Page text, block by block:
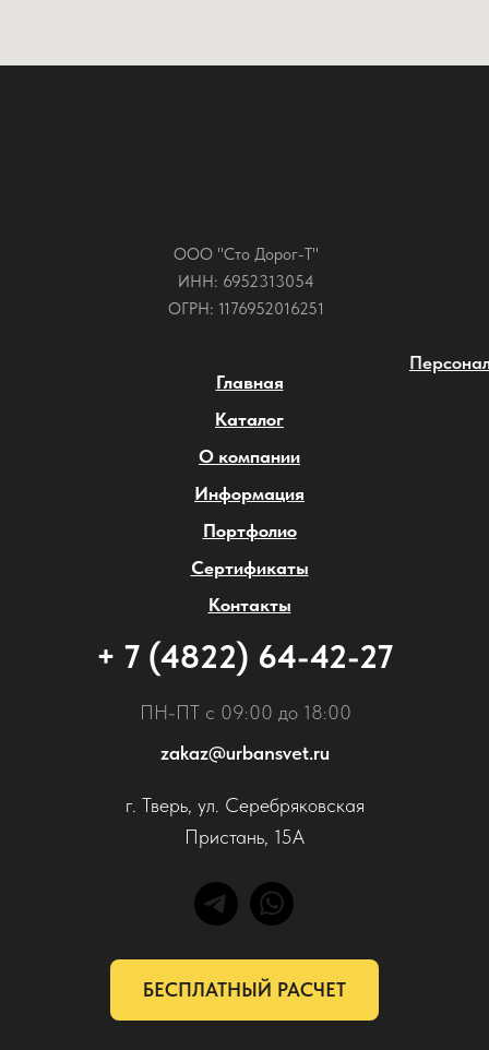
ООО "Сто Дорог-Т"
ИНН: 6952313054
ОГРН: 1176952016251
Главная
Каталог
О компании
Информация
Портфолио
Сертификаты
Контакты
ПН-ПТ с 09:00 до 18:00
г. Тверь, ул. Серебряковская
Пристань, 15А
БЕСПЛАТНЫЙ РАСЧЕТ
+ 7 (4822) 64-42-27
zakaz@urbansvet.ru